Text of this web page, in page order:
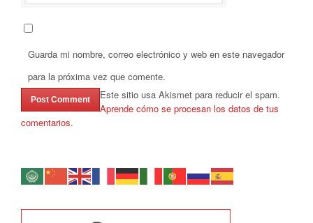
Guarda mi nombre, correo electrónico y web en este navegador
para la próxima vez que comente.
Este sitio usa Akismet para reducir el spam.
Aprende cómo se procesan los datos de tus
comentarios.